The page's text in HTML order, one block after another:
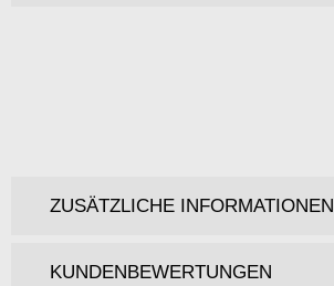
ZUSÄTZLICHE INFORMATIONEN
KUNDENBEWERTUNGEN